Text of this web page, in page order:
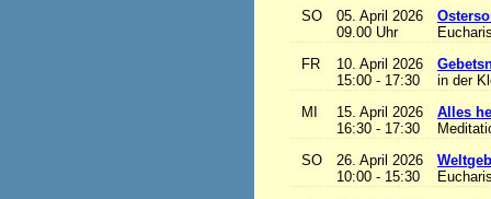
SO
05. April 2026
09.00 Uhr
FR
10. April 2026
15:00 - 17:30
in der
MI
15. April 2026
16:30 - 17:30
Alles
SO
26. April 2026
10:00 - 15:30